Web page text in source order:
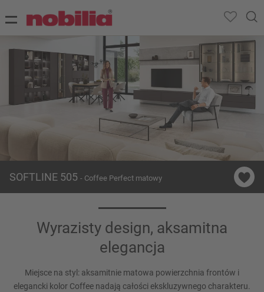
SOFTLINE 505 - Coffee Perfect matowy
Wyrazisty design, aksamitna
elegancja
Miejsce na styl: aksamitnie matowa powierzchnia frontów i
elegancki kolor Coffee nadają całości ekskluzywnego charakteru.